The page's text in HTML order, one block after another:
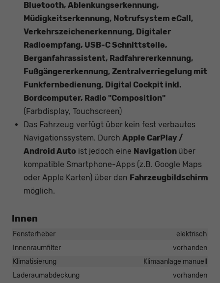
Bluetooth, Ablenkungserkennung,
Müdigkeitserkennung, Notrufsystem eCall,
Verkehrszeichenerkennung, Digitaler
Radioempfang, USB-C Schnittstelle,
Berganfahrassistent, Radfahrererkennung,
Fußgängererkennung, Zentralverriegelung mit
Funkfernbedienung, Digital Cockpit inkl.
Bordcomputer, Radio "Composition"
(Farbdisplay, Touchscreen)
Das Fahrzeug verfügt über kein fest verbautes
Navigationssystem. Durch Apple CarPlay /
Android Auto ist jedoch eine Navigation über
kompatible Smartphone-Apps (z.B. Google Maps
oder Apple Karten) über den Fahrzeugbildschirm
möglich.
Innen
Fensterheber
elektrisch
Innenraumfilter
vorhanden
Klimatisierung
Klimaanlage manuell
Laderaumabdeckung
vorhanden